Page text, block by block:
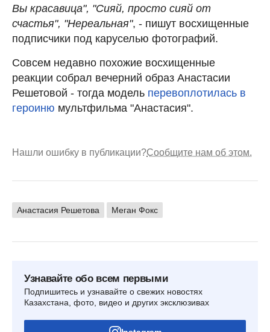
Вы красавица", "Сияй, просто сияй от
счастья", "Нереальная", - пишут восхищенные
подписчики под каруселью фотографий.
Совсем недавно похожие восхищенные
реакции собрал вечерний образ Анастасии
Решетовой - тогда модель перевоплотилась в
героиню мультфильма "Анастасия".
Нашли ошибку в публикации?Сообщите нам об этом.
Анастасия Решетова Меган Фокс
Узнавайте обо всем первыми
Подпишитесь и узнавайте о свежих новостях
Казахстана, фото, видео и других эксклюзивах